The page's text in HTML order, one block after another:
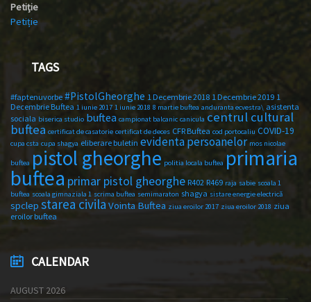
Petiție
Petiție
TAGS
#faptenuvorbe #PistolGheorghe 1 Decembrie 2018 1 Decembrie 2019 1
Decembrie Buftea 1 iunie 2017 1 iunie 2018 8 martie buftea anduranta ecvestra\ asistenta
sociala biserica studio buftea campionat balcanic canicula centrul cultural
buftea certificat de casatorie certificat de deces CFR Buftea cod portocaliu COVID-19
cupa csta cupa shagya eliberare buletin evidenta persoanelor mos nicolae
buftea pistol gheorghe politia locala buftea primaria
buftea primar pistol gheorghe R402 R469 raja sabie scoala 1
buftea scoala gimnaziala 1 scrima buftea semimaraton shagya sistare energie electrică
spclep starea civila Vointa Buftea ziua eroilor 2017 ziua eroilor 2018 ziua
eroilor buftea
CALENDAR
AUGUST 2026